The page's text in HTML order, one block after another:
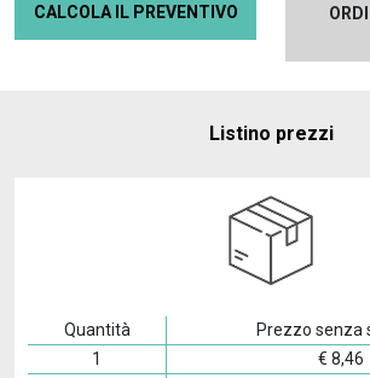
CALCOLA IL PREVENTIVO
Listino prezzi
Quantità
Prezzo senza
1
€ 8,46